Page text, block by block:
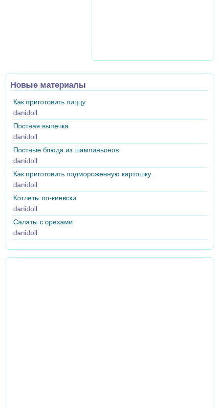
Новые материалы
Как приготовить пиццу
danidoll
Постная выпечка
danidoll
Постные блюда из шампиньонов
danidoll
Как приготовить подмороженную картошку
danidoll
Котлеты по-киевски
danidoll
Салаты с орехами
danidoll